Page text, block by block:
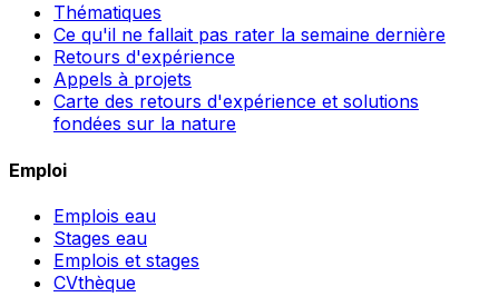
Thématiques
Ce qu'il ne fallait pas rater la semaine dernière
Retours d'expérience
Appels à projets
Carte des retours d'expérience et solutions
fondées sur la nature
Emploi
Emplois eau
Stages eau
Emplois et stages
CVthèque